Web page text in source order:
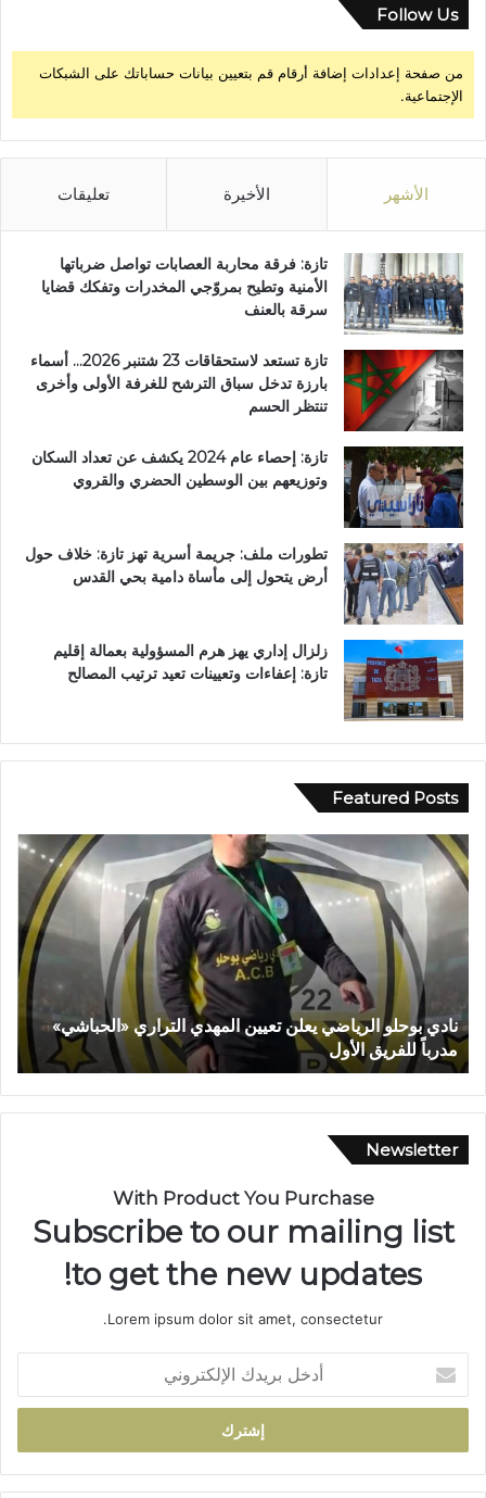
Follow Us
من صفحة إعدادات إضافة أرقام قم بتعيين بيانات حساباتك على الشبكات
الإجتماعية.
الأشهر الأخيرة تعليقات
تازة: فرقة محاربة العصابات تواصل ضرباتها
الأمنية وتطيح بمروّجي المخدرات وتفكك قضايا
سرقة بالعنف
تازة تستعد لاستحقاقات 23 شتنبر 2026… أسماء
بارزة تدخل سباق الترشح للغرفة الأولى وأخرى
تنتظر الحسم
تازة: إحصاء عام 2024 يكشف عن تعداد السكان
وتوزيعهم بين الوسطين الحضري والقروي
تطورات ملف: جريمة أسرية تهز تازة: خلاف حول
أرض يتحول إلى مأساة دامية بحي القدس
زلزال إداري يهز هرم المسؤولية بعمالة إقليم
تازة: إعفاءات وتعيينات تعيد ترتيب المصالح
Featured Posts
ح
ز
ا
د
م
و
ا
ل
ا
ش
ا
ا
ز
حزب التقدم والاشتراكية بتازة يجدد الثقة في أحمد العبادي
ويثمن قرارات القيادة الوطنية
Newsletter
With Product You Purchase
Subscribe to our mailing list
to get the new updates!
Lorem ipsum dolor sit amet, consectetur.
خ
ب
ر